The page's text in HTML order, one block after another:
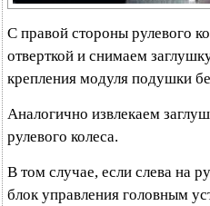
С правой стороны рулевого
отверткой и снимаем
крепления модуля подушки
Аналогично извлекаем
рулевого колеса.
В том случае, если слева на
блок управления головным